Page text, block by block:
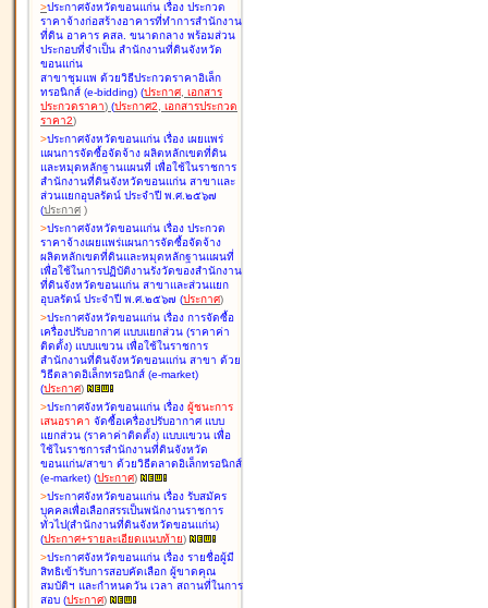
>ประกาศจังหวัดขอนแก่น เรื่อง ประกวด
ราคาจ้างก่อสร้างอาคารที่ทำการสำนักงาน
ที่ดิน อาคาร คสล. ขนาดกลาง พร้อมส่วน
ประกอบที่จำเป็น สำนักงานที่ดินจังหวัด
ขอนแก่น
สาขาชุมแพ ด้วยวิธีประกวดราคาอิเล็ก
ทรอนิกส์ (e-bidding) (ประกาศ, เอกสาร
ประกวดราคา) (ประกาศ2, เอกสารประกวด
ราคา2)
>ประกาศจังหวัดขอนแก่น เรื่อง เผยแพร่
แผนการจัดซื้อจัดจ้าง ผลิตหลักเขตที่ดิน
และหมุดหลักฐานแผนที่ เพื่อใช้ในราชการ
สำนักงานที่ดินจังหวัดขอนแก่น สาขาและ
ส่วนแยกอุบลรัตน์ ประจำปี พ.ศ.๒๕๖๗
(ประกาศ )
>ประกาศจังหวัดขอนแก่น เรื่อง ประกวด
ราคาจ้างเผยแพร่แผนการจัดซื้อจัดจ้าง
ผลิตหลักเขตที่ดินและหมุดหลักฐานแผนที่
เพื่อใช้ในการปฏิบัติงานรังวัดของสำนักงาน
ที่ดินจังหวัดขอนแก่น สาขาและส่วนแยก
อุบลรัตน์ ประจำปี พ.ศ.๒๕๖๗ (ประกาศ)
>ประกาศจังหวัดขอนแก่น เรื่อง การจัดซื้อ
เครื่องปรับอากาศ แบบแยกส่วน (ราคาค่า
ติดตั้ง) แบบแขวน เพื่อใช้ในราชการ
สำนักงานที่ดินจังหวัดขอนแก่น สาขา ด้วย
วิธีตลาดอิเล็กทรอนิกส์ (e-market)
(ประกาศ)
>ประกาศจังหวัดขอนแก่น เรื่อง ผู้ชนะการ
เสนอราคา จัดซื้อเครื่องปรับอากาศ แบบ
แยกส่วน (ราคาค่าติดตั้ง) แบบแขวน เพื่อ
ใช้ในราชการสำนักงานที่ดินจังหวัด
ขอนแก่น/สาขา ด้วยวิธีตลาดอิเล็กทรอนิกส์
(e-market) (ประกาศ)
>ประกาศจังหวัดขอนแก่น เรื่อง รับสมัคร
บุคคลเพื่อเลือกสรรเป็นพนักงานราชการ
ทั่วไป(สำนักงานที่ดินจังหวัดขอนแก่น)
(ประกาศ+รายละเอียดแนบท้าย)
>ประกาศจังหวัดขอนแก่น เรื่อง รายชื่อผู้มี
สิทธิเข้ารับการสอบคัดเลือก ผู้ขาดคุณ
สมบัติฯ และกำหนดวัน เวลา สถานที่ในการ
สอบ (ประกาศ)